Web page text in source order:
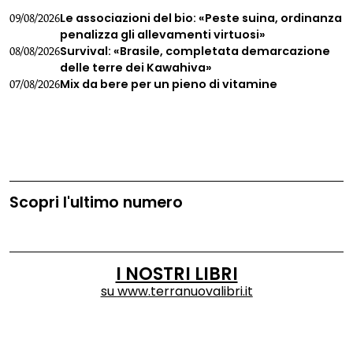
09/08/2026Le associazioni del bio: «Peste suina, ordinanza
penalizza gli allevamenti virtuosi»
08/08/2026Survival: «Brasile, completata demarcazione
delle terre dei Kawahiva»
07/08/2026Mix da bere per un pieno di vitamine
Scopri l'ultimo numero
I NOSTRI LIBRI
suwww.terranuovalibri.it